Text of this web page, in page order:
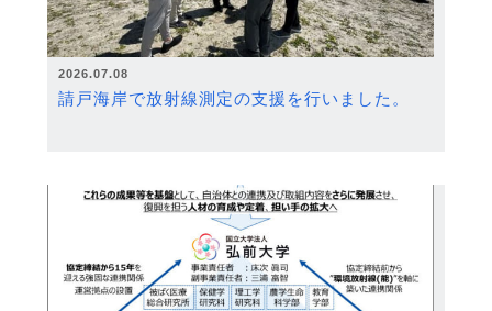
2026.07.08
請戸海岸で放射線測定の支援を行いました。